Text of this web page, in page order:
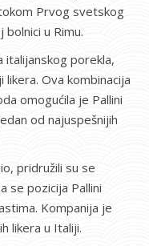
Prvog svetskog
u Rimu.
italijanskog porekla,
Ova kombinacija
omogućila je Pallini
od najuspešnijih
pridružili su se
se pozicija Pallini
Kompanija je
likera u Italiji.